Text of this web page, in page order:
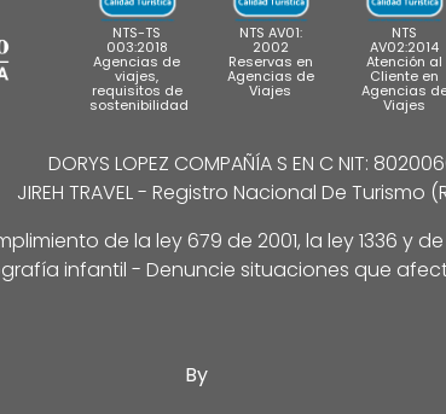
NTS-TS
003:2018
Agencias de
viajes,
requisitos de
sostenibilidad
NTS AV01:
2002
Reservas en
Agencias de
Viajes
NTS
AV02:2014
Atención al
Cliente en
Agencias
Viajes
DORYS LOPEZ COMPAÑÍA S EN C NIT:
JIREH TRAVEL - Registro Nacional De Turismo
de la ley 679 de 2001, la ley 1336 y
infantil - Denuncie situaciones que
By